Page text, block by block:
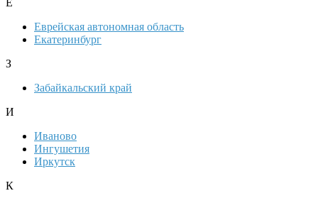
Е
Еврейская автономная область
Екатеринбург
З
Забайкальский край
И
Иваново
Ингушетия
Иркутск
К